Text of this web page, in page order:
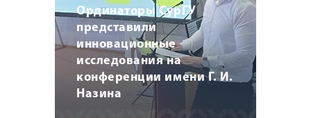
Ординаторы СурГУ
представили
инновационные
исследования на
конференции имени Г. И.
Назина